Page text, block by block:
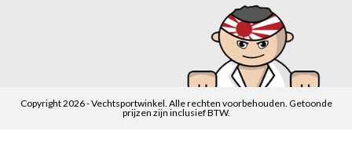
Copyright 2026 - Vechtsportwinkel. Alle rechten voorbehouden. Getoonde
prijzen zijn inclusief BTW.